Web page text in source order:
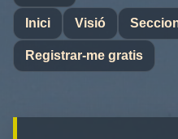
Inici Visió
Registrar-me gratis